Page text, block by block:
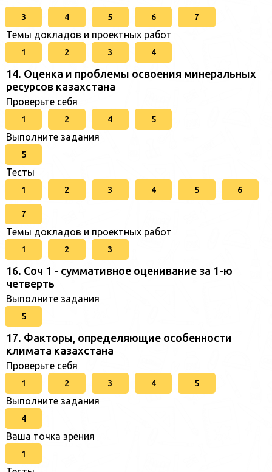
3 4 5 6 7
Темы докладов и проектных работ
1 2 3 4
14. Оценка и проблемы освоения минеральных
ресурсов казахстана
Проверьте себя
1 2 4 5
Выполните задания
5
Тесты
1 2 3 4 5 6
7
Темы докладов и проектных работ
1 2 3
16. Соч 1 - суммативное оценивание за 1-ю
четверть
Выполните задания
5
17. Факторы, определяющие особенности
климата казахстана
Проверьте себя
1 2 3 4 5
Выполните задания
4
Ваша точка зрения
1